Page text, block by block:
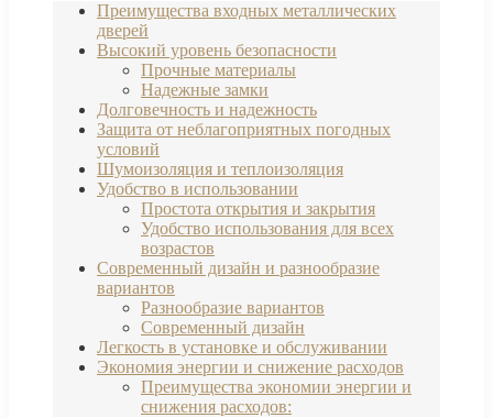
Преимущества входных металлических
дверей
Высокий уровень безопасности
Прочные материалы
Надежные замки
Долговечность и надежность
Защита от неблагоприятных погодных
условий
Шумоизоляция и теплоизоляция
Удобство в использовании
Простота открытия и закрытия
Удобство использования для всех
возрастов
Современный дизайн и разнообразие
вариантов
Разнообразие вариантов
Современный дизайн
Легкость в установке и обслуживании
Экономия энергии и снижение расходов
Преимущества экономии энергии и
снижения расходов: